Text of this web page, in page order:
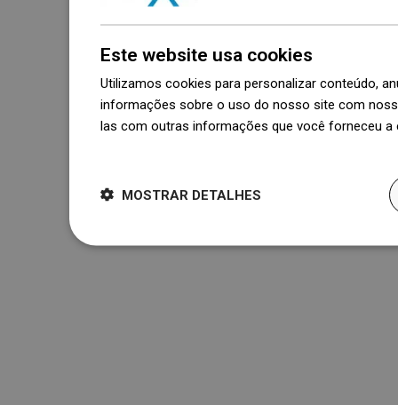
Este website usa cookies
Utilizamos cookies para personalizar conteúdo,
informações sobre o uso do nosso site com
las com outras informações que você forneceu
MOSTRAR DETALHES